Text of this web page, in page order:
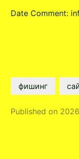
Date Comment:
фишинг
Published on